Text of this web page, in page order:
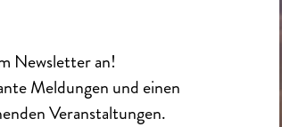
Newsletteran!
Meldungen und einen
Veranstaltungen.